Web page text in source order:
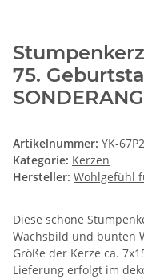
75.
Artikelnummer: YK-
Kategorie: Kerzen
Hersteller: Wohlgefühl
Diese schöne
Wachsbild und bunten
Größe der Kerze ca.
Lieferung erfolgt im